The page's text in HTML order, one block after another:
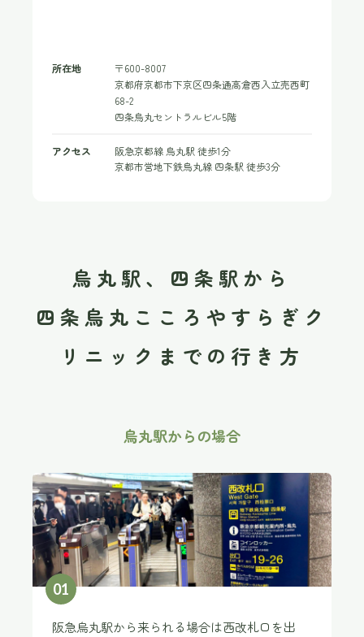
所在地
〒600-8007
京都府京都市下京区四条通高倉西入立売西町
68-2
四条烏丸セントラルビル5階
アクセス
阪急京都線 烏丸駅 徒歩1分
京都市営地下鉄烏丸線 四条駅 徒歩3分
烏丸駅、四条駅から
四条烏丸こころやすらぎク
リニックまでの行き方
烏丸駅からの場合
01
阪急烏丸駅から来られる場合は西改札口を出